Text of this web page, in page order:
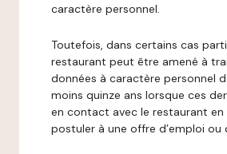
caractère personnel.
Toutefois, dans certains cas
restaurant peut être amené à
données à caractère personnel
moins quinze ans lorsque ces
en contact avec le restaurant en
postuler à une offre d’emploi ou